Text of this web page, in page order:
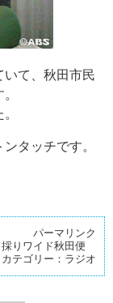
て、秋田市民
タッチです。
パーマリンク
りワイド秋田便
カテゴリー： ラジオ